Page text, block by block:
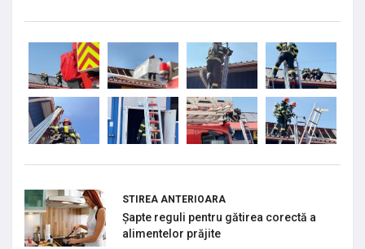
STIREA ANTERIOARA
Șapte reguli pentru gătirea corectă a
alimentelor prăjite